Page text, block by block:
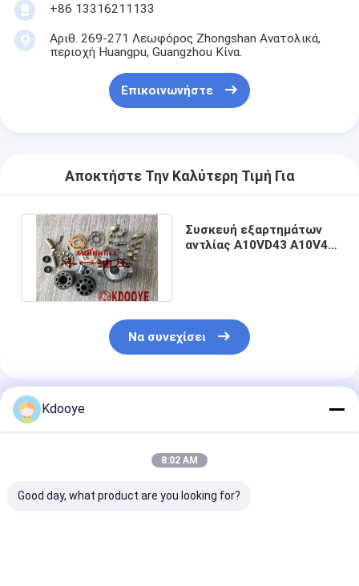
+86 13316211133
Αριθ. 269-271 Λεωφόρος Zhongshan Ανατολικά,
περιοχή Huangpu, Guangzhou Κίνα.
Επικοινωνήστε
Αποκτήστε Την Καλύτερη Τιμή Για
Συσκευή εξαρτημάτων
αντλίας A10VD43 A10V43
Να συνεχίσει
Συνιστώμενα Προϊόντα
Kdooye
8:02 AM
Good day, what product are you looking for?